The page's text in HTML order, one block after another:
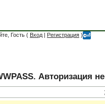
Гость ( Вход | Регистрация )
Авторизация